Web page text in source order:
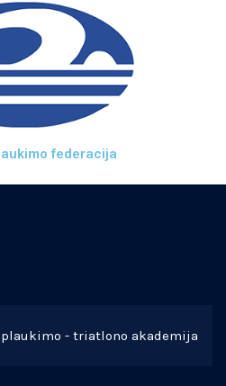
federacija
- triatlono akademija